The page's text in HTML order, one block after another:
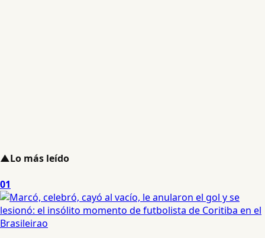
▲Lo más leído
01